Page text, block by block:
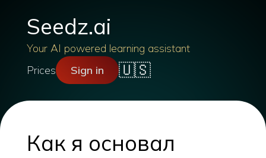
Seedz.ai
Your AI powered learning assistant
Prices
Sign in 🇺🇸
Как я основал